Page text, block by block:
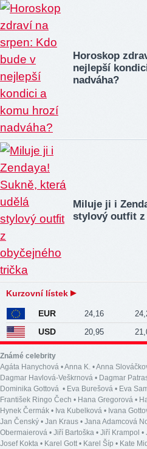
Horoskop
nejlepší
nadváha?
Miluje ji i
stylový outfit z
Kurzovní lístek
EUR 24,16
USD 20,95
Známé celebrity
Agáta Hanychová •Anna K. •Anna
Dagmar Havlová-Veškrnová • Dagmar
Dominika Gottová • Eva Burešová • Eva
František Ringo Čech • Hana Gregorová •
Hynek Čermák • Iva Kubelková • Ivana
Jan Čenský • Jan Kraus • Jana Adamcová
Obermaierová • Jiří Bartoška • Jiří Krampol •
Josef Kokta • Karel Gott • Karel Šíp • Kate